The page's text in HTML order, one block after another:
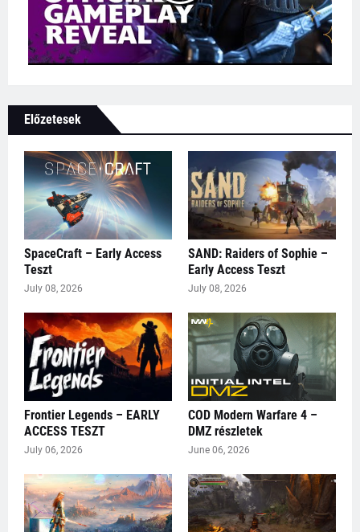
Előzetesek
SpaceCraft – Early Access
Teszt
July 08, 2026
SAND: Raiders of Sophie –
Early Access Teszt
July 08, 2026
Frontier Legends – EARLY
ACCESS TESZT
July 06, 2026
COD Modern Warfare 4 –
DMZ részletek
June 06, 2026